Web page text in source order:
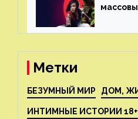
Метки
БЕЗУМНЫЙ МИР ДОМ,
ИНТИМНЫЕ ИСТОРИИ 18+